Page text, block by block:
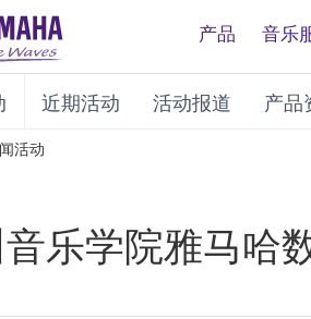
产品 音乐
近期活动 活动报道 产品
活动
乐学院雅马哈